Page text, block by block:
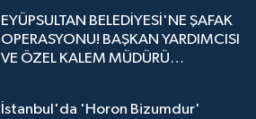
EYÜPSULTAN BELEDİYESİ'NE ŞAFAK
OPERASYONU! BAŞKAN YARDIMCISI
VE ÖZEL KALEM MÜDÜRÜ
İstanbul'da 'Horon Bizumdur'